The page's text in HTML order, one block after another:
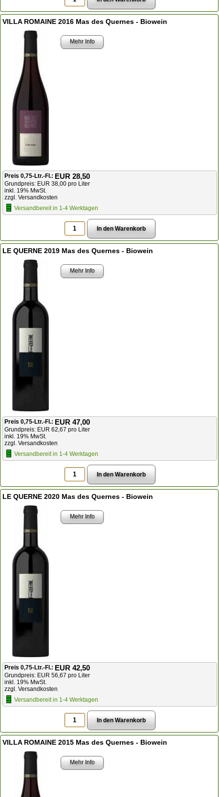
VILLA ROMAINE 2016 Mas des Quernes - Biowein
Mehr Info
Preis 0,75-Ltr.-Fl.: EUR 28,50
Grundpreis: EUR 38,00 pro Liter
inkl. 19% MwSt.
zzgl. Versandkosten
Versandbereit in 1-4 Werktagen
LE QUERNE 2019 Mas des Quernes - Biowein
Mehr Info
Preis 0,75-Ltr.-Fl.: EUR 47,00
Grundpreis: EUR 62,67 pro Liter
inkl. 19% MwSt.
zzgl. Versandkosten
Versandbereit in 1-4 Werktagen
LE QUERNE 2020 Mas des Quernes - Biowein
Mehr Info
Preis 0,75-Ltr.-Fl.: EUR 42,50
Grundpreis: EUR 56,67 pro Liter
inkl. 19% MwSt.
zzgl. Versandkosten
Versandbereit in 1-4 Werktagen
VILLA ROMAINE 2015 Mas des Quernes - Biowein
Mehr Info